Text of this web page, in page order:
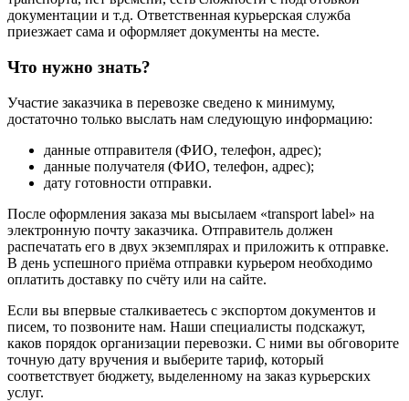
документации и т.д. Ответственная курьерская служба
приезжает сама и оформляет документы на месте.
Что нужно знать?
Участие заказчика в перевозке сведено к минимуму,
достаточно только выслать нам следующую информацию:
данные отправителя (ФИО, телефон, адрес);
данные получателя (ФИО, телефон, адрес);
дату готовности отправки.
После оформления заказа мы высылаем «transport label» на
электронную почту заказчика. Отправитель должен
распечатать его в двух экземплярах и приложить к отправке.
В день успешного приёма отправки курьером необходимо
оплатить доставку по счёту или на сайте.
Если вы впервые сталкиваетесь с экспортом документов и
писем, то позвоните нам. Наши специалисты подскажут,
каков порядок организации перевозки. С ними вы обговорите
точную дату вручения и выберите тариф, который
соответствует бюджету, выделенному на заказ курьерских
услуг.